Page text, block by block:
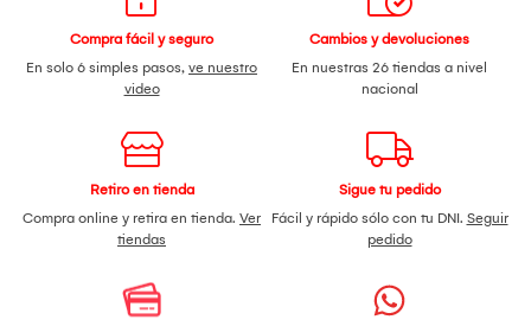
Compra fácil y seguro
En solo 6 simples pasos, ve nuestro
video
Cambios y devoluciones
En nuestras 26 tiendas a nivel
nacional
Retiro en tienda
Compra online y retira en tienda. Ver
tiendas
Sigue tu pedido
Fácil y rápido sólo con tu DNI. Seguir
pedido